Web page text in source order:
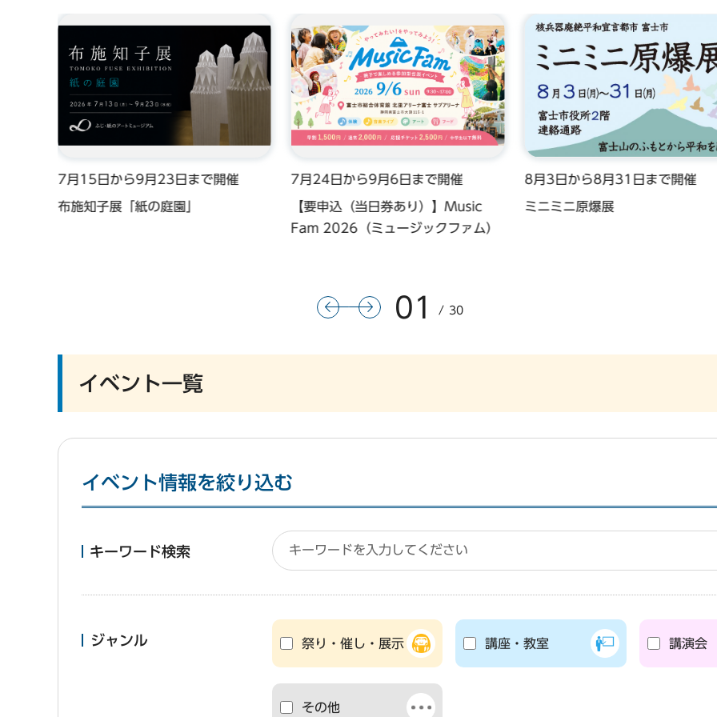
前のスライドを表示
次のスライドを表示
01 30
7月15日から9月23日まで開催
布施知子展「紙の庭園」
7月24日から9月6日まで開催
【要申込（当日券あり）】Music
Fam 2026（ミュージックファム）
8月3日から8月31日まで開催
ミニミニ原爆展
イベント一覧
イベント情報を絞り込む
キーワード検索
ジャンル 祭り・催し・展示 講座・教室 講演会
その他